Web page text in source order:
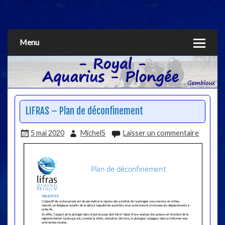
Menu
LIFRAS – Plan de déconfinement
5 mai 2020 MichelS Laisser un commentaire